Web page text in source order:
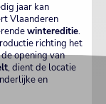
jaar kan
Vlaanderen
wintereditie.
richting het
opening van
, dient de locatie
en